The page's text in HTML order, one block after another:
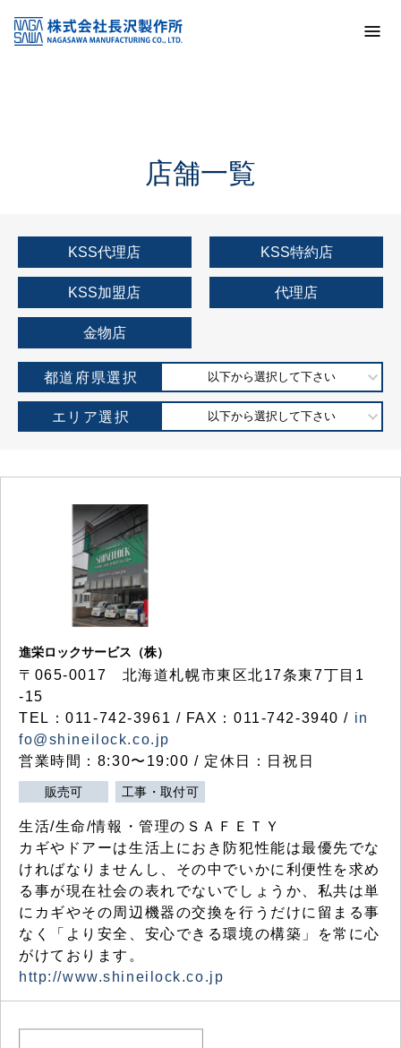
KSS加盟店・取扱店情報
店舗一覧
店舗一覧
KSS代理店 KSS特約店
KSS加盟店 代理店
金物店
都道府県選択 以下から選択して下さい
エリア選択 以下から選択して下さい
進栄ロックサービス（株）
〒065-0017 北海道札幌市東区北17条東7丁目1
-15
TEL：011-742-3961 / FAX：011-742-3940 / in
fo@shineilock.co.jp
営業時間：8:30〜19:00 / 定休日：日祝日
販売可 工事・取付可
生活/生命/情報・管理のＳＡＦＥＴＹ
カギやドアーは生活上におき防犯性能は最優先でな
ければなりませんし、その中でいかに利便性を求め
る事が現在社会の表れでないでしょうか、私共は単
にカギやその周辺機器の交換を行うだけに留まる事
なく「より安全、安心できる環境の構築」を常に心
がけております。
http://www.shineilock.co.jp